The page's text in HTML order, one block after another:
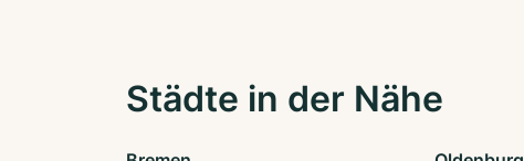
Städte in der Nähe